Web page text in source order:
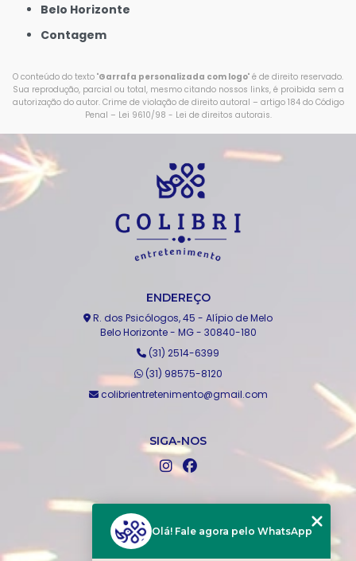
Belo Horizonte
Contagem
O conteúdo do texto "Garrafa personalizada com logo" é de direito reservado.
Sua reprodução, parcial ou total, mesmo citando nossos links, é proibida sem a
autorização do autor. Crime de violação de direito autoral – artigo 184 do Código
Penal – Lei 9610/98 - Lei de direitos autorais.
ENDEREÇO
R. dos Psicólogos, 45 - Alípio de Melo
Belo Horizonte - MG - 30840-180
(31) 2514-6399
(31) 98575-8120
colibrientretenimento@gmail.com
SIGA-NOS
Home
Olá! Fale agora pelo WhatsApp